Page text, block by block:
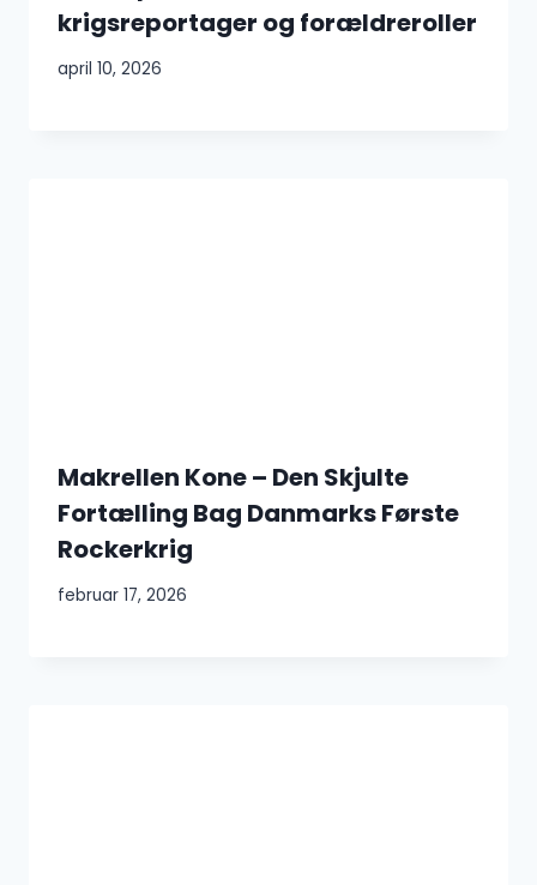
krigsreportager og forældreroller
april 10, 2026
Makrellen Kone – Den Skjulte
Fortælling Bag Danmarks Første
Rockerkrig
februar 17, 2026